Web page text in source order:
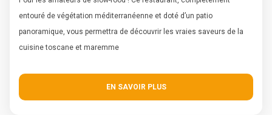
entouré de végétation méditerranéenne et doté d’un patio
panoramique, vous permettra de découvrir les vraies saveurs de la
cuisine toscane et maremme
EN SAVOIR PLUS